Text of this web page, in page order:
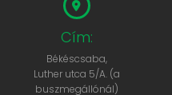
Cím:
Békéscsaba,
Luther utca 5/A. (a
buszmegállónál)